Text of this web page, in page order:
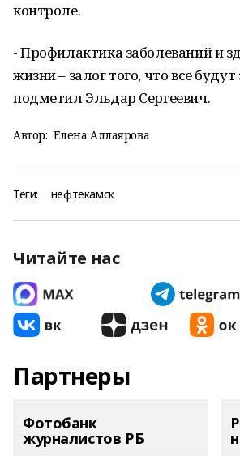
контроле.
- Профилактика заболеваний и
жизни – залог того, что все
подметил Эльдар Сергеевич.
Автор: Елена Аллаярова
Теги: нефтекамск
Читайте нас
Партнеры
Фотобанк
журналистов РБ